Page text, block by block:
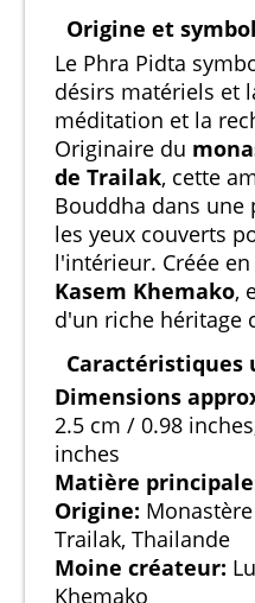
Origine et
Le Phra Pidta
désirs matériels et
méditation et la
Originaire du
de Trailak, cette
Bouddha dans une
les yeux couverts
l'intérieur. Créée
Kasem Khemako,
d'un riche héritage
Caractéristiques
Dimensions
2.5 cm / 0.98
inches
Matière
Origine:
Trailak, Thailande
Moine créateur:
Khemako